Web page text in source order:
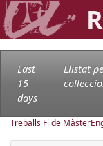
Last
15
days
Llistat
Treballs Fi de Màster